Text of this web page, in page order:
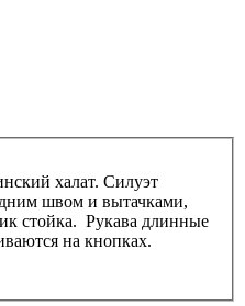
халат. Силуэт
швом и вытачками,
стойка. Рукава длинные
на кнопках.